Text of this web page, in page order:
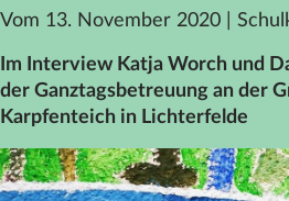
Engagement
Karriere
Spenden
Datenschutz
Impressum
Vom 13. November 2020
Im Interview Katja Worch und
der Ganztagsbetreuung an der
Karpfenteich in Lichterfelde